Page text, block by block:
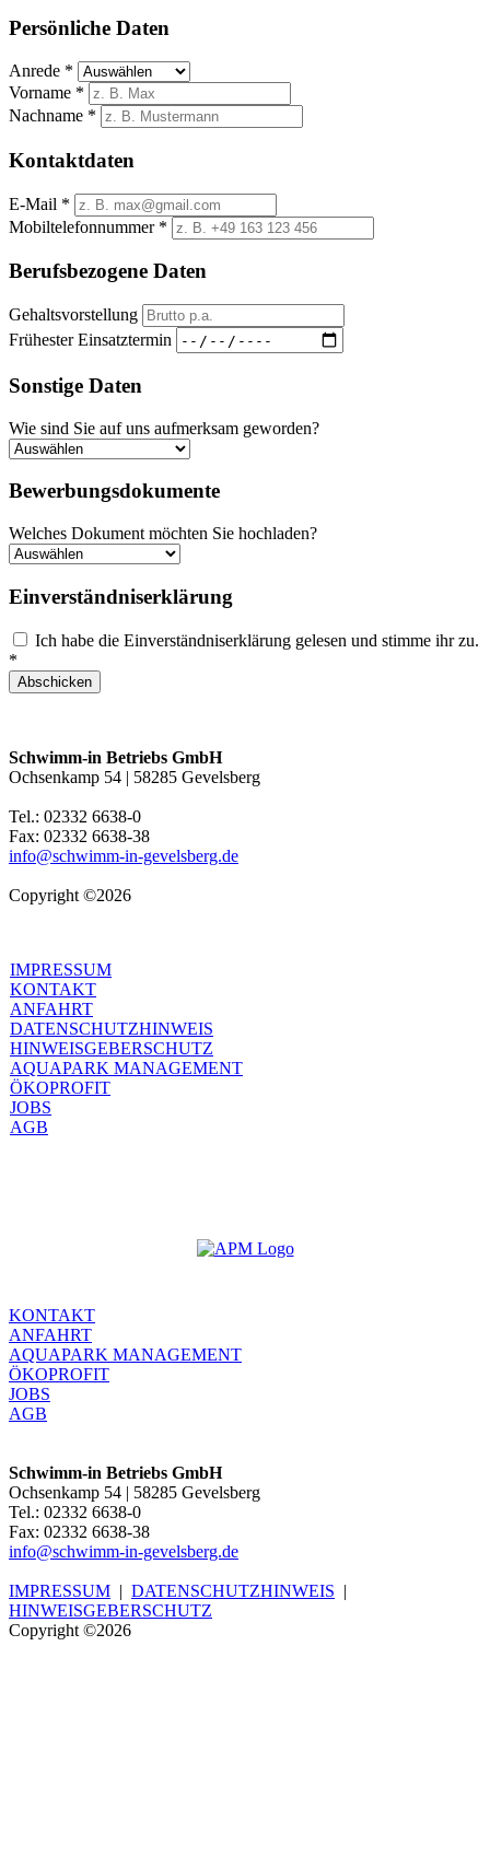
Persönliche Daten
Anrede *
Vorname *
Nachname *
Kontaktdaten
E-Mail *
Mobiltelefonnummer *
Berufsbezogene Daten
Gehaltsvorstellung
Frühester Einsatztermin
Sonstige Daten
Wie sind Sie auf uns aufmerksam geworden?
Bewerbungsdokumente
Welches Dokument möchten Sie hochladen?
Einverständniserklärung
Ich habe die Einverständniserklärung gelesen und stimme ihr zu.
*
Schwimm-in Betriebs GmbH
Ochsenkamp 54 | 58285 Gevelsberg
Tel.: 02332 6638-0
Fax: 02332 6638-38
info@schwimm-in-gevelsberg.de
Copyright ©2026
IMPRESSUM
KONTAKT
ANFAHRT
DATENSCHUTZHINWEIS
HINWEISGEBERSCHUTZ
AQUAPARK MANAGEMENT
ÖKOPROFIT
JOBS
AGB
KONTAKT
ANFAHRT
AQUAPARK MANAGEMENT
ÖKOPROFIT
JOBS
AGB
Schwimm-in Betriebs GmbH
Ochsenkamp 54 | 58285 Gevelsberg
Tel.: 02332 6638-0
Fax: 02332 6638-38
info@schwimm-in-gevelsberg.de
IMPRESSUM | DATENSCHUTZHINWEIS |
HINWEISGEBERSCHUTZ
Copyright ©2026